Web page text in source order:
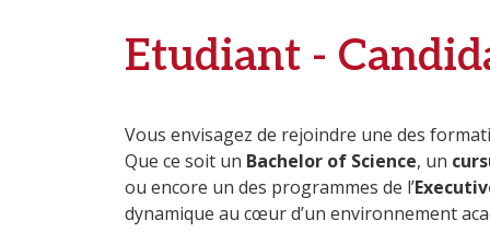
La
Liste
Vie
Etudiant -
Vous envisagez de rejoindre une des
Que ce soit un Bachelor of Science, un
ou encore un des programmes de l’
dynamique au cœur d’un environnement